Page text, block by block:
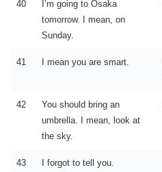
40
I’m going to Osaka
tomorrow. I mean, on
Sunday.
41 I mean you are smart.
42
You should bring an
umbrella. I mean, look at
the sky.
43 I forgot to tell you.